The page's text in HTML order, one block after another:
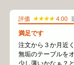
評価 ★★★★ 4.00
満足です
注文から３か月近
無垢のテーブルを
少し薄いかなぁ？